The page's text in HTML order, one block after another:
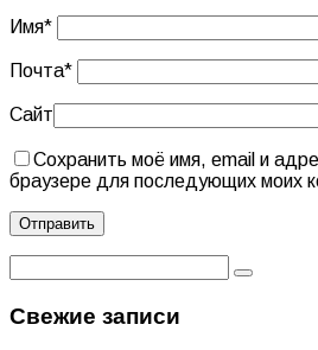
Имя*
Почта*
Сайт
Сохранить моё имя, email и
браузере для последующих моих
Свежие записи